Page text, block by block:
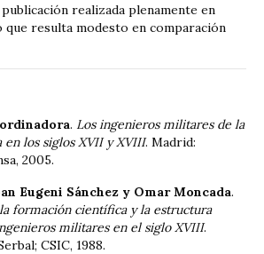
realizada plenamente en
resulta modesto en comparación
. Los ingenieros militares de la
en los siglos XVII y XVIII. Madrid:
2005.
Eugeni Sánchez y Omar Moncada.
formación científica y la estructura
militares en el siglo XVIII.
CSIC, 1988.